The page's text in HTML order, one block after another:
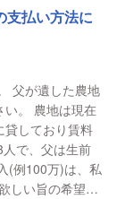
支払い方法に
父が遺した農地
現在
貸しており賃料
(例100万)は、私
しい旨の希望が